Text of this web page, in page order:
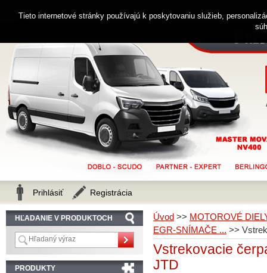
Úvod >> MOTOROVÉ
EGR-SNÍMAČE ... >>
Vstrekovacie
JTD
HĽADANIE V PRODUKTOCH
PRODUKTY
Zákaznícka linka 0914 238 482
Prihlásiť Registrácia
Tieto internetové stránky používajú k poskytovaniu služieb,